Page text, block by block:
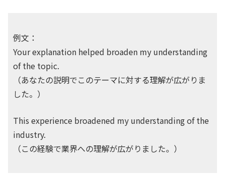
例文：
Your explanation helped broaden my understanding
of the topic.
（あなたの説明でこのテーマに対する理解が広がりま
した。）
This experience broadened my understanding of the
industry.
（この経験で業界への理解が広がりました。）